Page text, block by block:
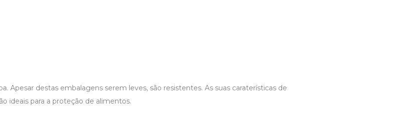
Apesar destas embalagens serem leves, são resistentes. As suas caraterísticas de
ideais para a proteção de alimentos.